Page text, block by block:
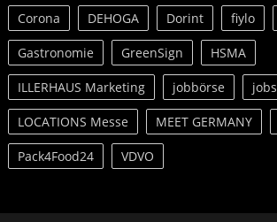
Corona DEHOGA Dorint fiylo
Gastronomie GreenSign HSMA
ILLERHAUS Marketing jobbörse jobs
LOCATIONS Messe MEET GERMANY
Pack4Food24 VDVO